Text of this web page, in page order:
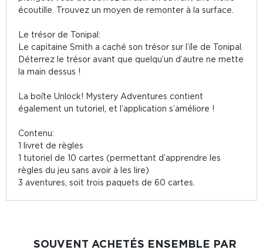
écoutille. Trouvez un moyen de remonter à la surface.
Le trésor de Tonipal:
Le capitaine Smith a caché son trésor sur l’île de Tonipal.
Déterrez le trésor avant que quelqu’un d’autre ne mette
la main dessus !
La boîte Unlock! Mystery Adventures contient
également un tutoriel, et l’application s’améliore !
Contenu:
1 livret de règles
1 tutoriel de 10 cartes (permettant d’apprendre les
règles du jeu sans avoir à les lire)
3 aventures, soit trois paquets de 60 cartes.
SOUVENT ACHETÉS ENSEMBLE PAR